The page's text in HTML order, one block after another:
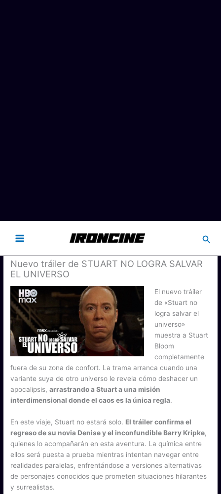
Nuevo tráiler de STUART NO LOGRA SALVAR
EL UNIVERSO
El nuevo tráiler
de «Stuart no
logra salvar el
universo»
muestra a Stuart
Bloom
completamente
fuera de su zona de confort. La trama arranca cuando una
variante suya de otro universo le revela cómo deshacer un
apocalipsis,arrastrando a Stuart a una misión
interdimensional donde el caos es la única regla.
En este viaje, Stuart no estará solo. El tráiler confirma el
regreso de su novia Denise y el inconfundible Barry Kripke,
quienes lo acompañarán en esta aventura. La química entre
ellos será puesta a prueba mientras intentan navegar entre
realidades paralelas, enfrentándose a versiones alternativas
de personajes conocidos que prometen situaciones hilarantes
y surrealistas.